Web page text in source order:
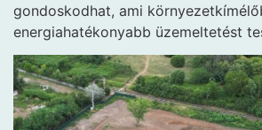
gondoskodhat, ami
energiahatékonyabb üzemeltetést